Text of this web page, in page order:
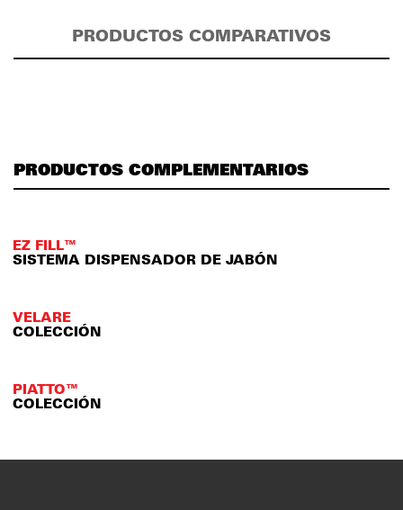
PRODUCTOS COMPARATIVOS
PRODUCTOS COMPLEMENTARIOS
EZ FILL™
SISTEMA DISPENSADOR DE JABÓN
VELARE
COLECCIÓN
PIATTO™
COLECCIÓN